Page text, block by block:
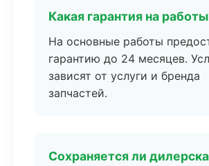
Какая гарантия на
На основные работы
гарантию до 24 месяцев.
зависят от услуги и бренда
запчастей.
Сохраняется ли